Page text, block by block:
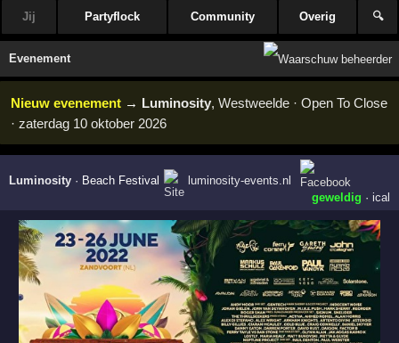
Jij Partyflock Community Overig 🔍
Evenement
Nieuw evenement → Luminosity, Westweelde · Open To Close
· zaterdag 10 oktober 2026
Luminosity · Beach Festival
luminosity-events.nl
geweldig · ical